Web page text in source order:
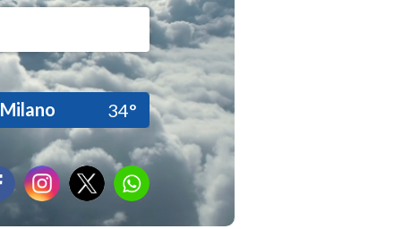
Milano 34°